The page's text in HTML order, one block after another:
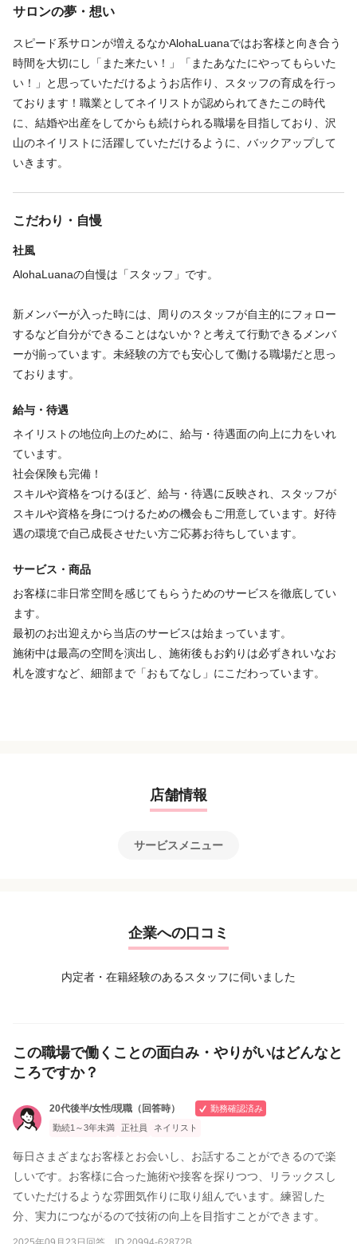
年末年始休み
仕事内容
バイオジェル スカルプチュア ジェルネイル
施術を中心とした接客業務♪
(ジェルネイル、スカルプチュアネイル、ハンドケア、フットケア
リピーター多数の地域密着型サロンで、おしゃれなお客様のネイ
JNECネイリスト検定（旧JNA） / JNAジェルネイル技能検定 / JN
A認定講師 / 美容師免許
福利厚生
ボーナス・賞与あり ノルマなし 社会保険完備 交通費支給
社員登用あり
福利厚生の詳細
・社会保険完備
・正社員雇用制度有り
・研修制度有り
・エプロン貸し出し
・社割有り
サロンの夢・想い
スピード系サロンが増えるなかAlohaLuanaではお客様と向き合う
時間を大切にし「また来たい！」「またあなたにやってもらいた
い！」と思っていただけるようお店作り、スタッフの育成を行っ
ております！職業としてネイリストが認められてきたこの時代
に、結婚や出産をしてからも続けられる職場を目指しており、沢
山のネイリストに活躍していただけるように、バックアップして
いきます。
こだわり・自慢
社風
AlohaLuanaの自慢は「スタッフ」です。
新メンバーが入った時には、周りのスタッフが自主的にフォロー
するなど自分ができることはないか？と考えて行動できるメンバ
ーが揃っています。未経験の方でも安心して働ける職場だと思っ
ております。
給与・待遇
ネイリストの地位向上のために、給与・待遇面の向上に力をいれ
ています。
社会保険も完備！
スキルや資格をつけるほど、給与・待遇に反映され、スタッフが
スキルや資格を身につけるための機会もご用意しています。好待
遇の環境で自己成長させたい方ご応募お待ちしています。
サービス・商品
お客様に非日常空間を感じてもらうためのサービスを徹底してい
ます。
最初のお出迎えから当店のサービスは始まっています。
施術中は最高の空間を演出し、施術後もお釣りは必ずきれいなお
札を渡すなど、細部まで「おもてなし」にこだわっています。
店舗情報
サービスメニュー
企業への口コミ
内定者・在籍経験のあるスタッフに伺いました
この職場で働くことの面白み・やりがいはどんなと
ころですか？
20代後半/女性/現職（回答時）
勤務確認済み
勤続1～3年未満
正社員 ネイリスト
毎日さまざまなお客様とお会いし、お話することができるので楽
しいです。お客様に合った施術や接客を探りつつ、リラックスし
ていただけるような雰囲気作りに取り組んでいます。練習した
分、実力につながるので技術の向上を目指すことができます。